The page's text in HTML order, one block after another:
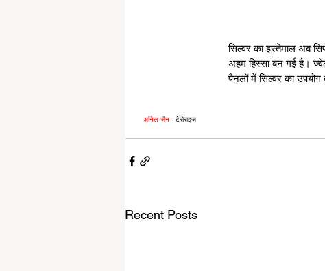
अनिल जैन - टेरोराइज
सिल्वर का इस्तेमाल अब
अहम हिस्सा बन गई है।
पैनलों में सिल्वर का
Recent Posts